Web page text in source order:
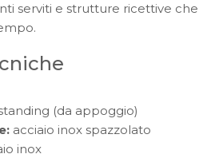
serviti e strutture ricettive che
(da appoggio)
acciaio inox spazzolato
inox